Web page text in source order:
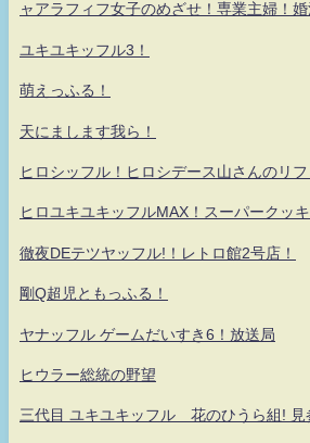
ャアラフィフ女子のめざせ！専業主婦！
ユキユキッフル3！
萌えっふる！
天にまします我ら！
ヒロシッフル！ヒロシデース山さんのリフ
ヒロユキユキッフルMAX！スーパークッキ
徹夜DEテツヤッフル!！レトロ館2号店！
剛Q超児ともっふる！
ヤナッフル ゲームだいすき6！放送局
ヒウラー総統の野望
三代目 ユキユキッフル 花のひうら組! 見